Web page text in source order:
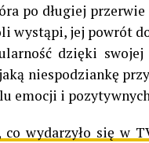
po długiej
wystąpi, jej powrót
dzięki
niespodziankę
emocji i
co wydarzyło się w